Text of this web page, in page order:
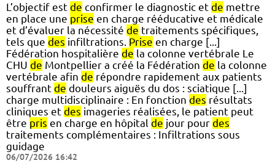
L’objectif est de confirmer le diagnostic et de mettre
en place une prise en charge rééducative et médicale
et d’évaluer la nécessité de traitements spécifiques,
tels que des infiltrations. Prise en charge [...]
Fédération hospitalière de la colonne vertébrale Le
CHU de Montpellier a créé la Fédération de la colonne
vertébrale afin de répondre rapidement aux patients
souffrant de douleurs aiguës du dos : sciatique [...]
charge multidisciplinaire : En fonction des résultats
cliniques et des imageries réalisées, le patient peut
être pris en charge en hôpital de jour pour des
traitements complémentaires : Infiltrations sous
guidage
06/07/2026 16:42